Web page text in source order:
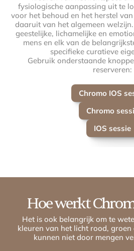
fysiologische aanpassing uit te
voor het behoud en het herstel
daaruit van het algemeen
geestelijke, lichamelijke en
mens en elk van de
specifieke curatieve
Gebruik onderstaande
reserveren:
Chromo IOS
Chromo
IOS sessie
Hoe werkt
Het is ook belangrijk om te
kleuren van het licht rood,
kunnen niet door mengen